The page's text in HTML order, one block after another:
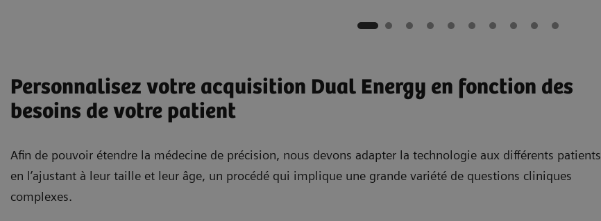
Personnalisez votre acquisition Dual Energy en fonction des
besoins de votre patient
Afin de pouvoir étendre la médecine de précision, nous devons adapter la technologie aux différents patients
en l’ajustant à leur taille et leur âge, un procédé qui implique une grande variété de questions cliniques
complexes.